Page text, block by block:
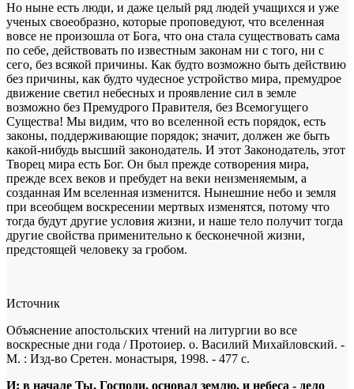
Но ныне есть люди, и даже целый ряд людей учащихся и уже
ученых своеобразно, которые проповедуют, что вселенная
вовсе не произошла от Бога, что она стала существовать сама
по себе, действовать по известным законам ни с того, ни с
сего, без всякой причины. Как будто возможно быть действию
без причины, как будто чудесное устройство мира, премудрое
движение светил небесных и проявление сил в земле
возможно без Премудрого Правителя, без Всемогущего
Существа! Мы видим, что во вселенной есть порядок, есть
законы, поддерживающие порядок; значит, должен же быть
какой-нибудь высший законодатель. И этот Законодатель, этот
Творец мира есть Бог. Он был прежде сотворения мира,
прежде всех веков и пребудет на веки неизменяемым, а
созданная Им вселенная изменится. Нынешние небо и земля
при всеобщем воскресении мертвых изменятся, потому что
тогда будут другие условия жизни, и наше тело получит тогда
другие свойства применительно к бесконечной жизни,
предстоящей человеку за гробом.
Источник
Объяснение апостольских чтений на литургии во все
воскресные дни года / Протоиер. о. Василий Михайловский. -
М. : Изд-во Сретен. монастыря, 1998. - 477 с.
И: в начале Ты, Господи, основал землю, и небеса - дело